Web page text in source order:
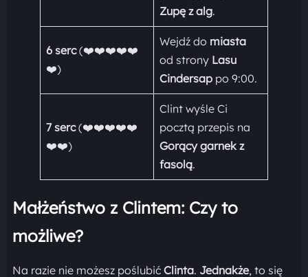
Zupę z alg.
6 serc(❤️❤️❤️❤️❤️
❤️)
Wejdź do miasta
od strony Lasu
Cindersappo 9:00.
7 serc(❤️❤️❤️❤️❤️
❤️❤️)
Clint wyśle Ci
pocztą przepis na
Gorący garnek z
fasolą.
Małżeństwo z Clintem: Czy to
możliwe?
Na razie nie możesz poślubić Clinta. Jednakże, to się